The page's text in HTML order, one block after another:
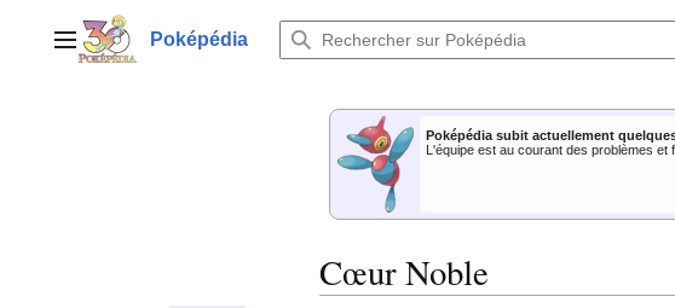
contenuMenu principalPoképédia
Poképédia subit actuellement
L'équipe est au courant des problèmes
Cœur Noble